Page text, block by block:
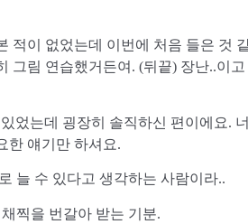
적이 없었는데 이번에 처음 들은 것
그림 연습했거든여. (뒤끝) 장난..이
었는데 굉장히 솔직하신 편이에요.
한 얘기만 하셔요.
늘 수 있다고 생각하는 사람이라..
찍을 번갈아 받는 기분.